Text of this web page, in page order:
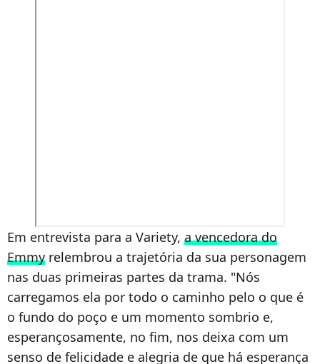
Em entrevista para a Variety, a vencedora do
Emmy relembrou a trajetória da sua personagem
nas duas primeiras partes da trama. "Nós
carregamos ela por todo o caminho pelo o que é
o fundo do poço e um momento sombrio e,
esperançosamente, no fim, nos deixa com um
senso de felicidade e alegria de que há esperança